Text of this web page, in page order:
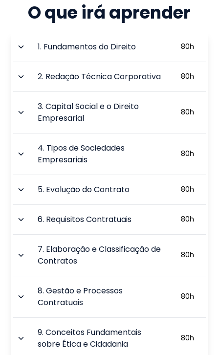
O que irá aprender
1. Fundamentos do Direito 80h
2. Redação Técnica Corporativa 80h
3.Capital Social e o Direito
Empresarial
80h
4. Tipos de Sociedades
Empresariais
80h
5. Evolução do Contrato 80h
6. Requisitos Contratuais 80h
7. Elaboração e Classificação de
Contratos
80h
8.Gestão e Processos
Contratuais
80h
9.Conceitos Fundamentais
sobre Ética e Cidadania
80h